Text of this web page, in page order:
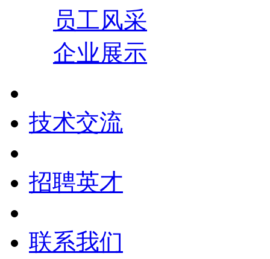
员工风采
企业展示
技术交流
招聘英才
联系我们